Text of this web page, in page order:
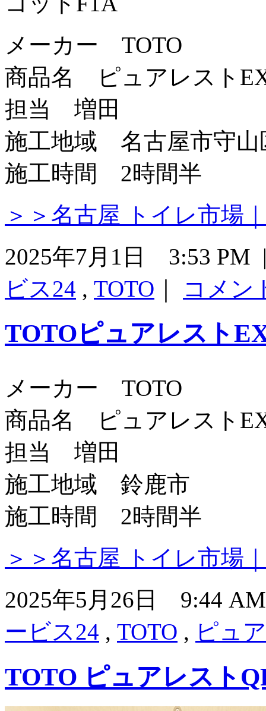
メーカー TOTO
商品名 ピュアレスト
担当 増田
施工地域 名古屋市守山
施工時間 2時間半
＞＞名古屋 トイレ市場
2025年7月1日 3:53
ビス24 , TOTO コメン
TOTOピュアレスト
メーカー TOTO
商品名 ピュアレスト
担当 増田
施工地域 鈴鹿市
施工時間 2時間半
＞＞名古屋 トイレ市場
2025年5月26日 9:44
ービス24 , TOTO , ピュ
TOTO ピュアレスト